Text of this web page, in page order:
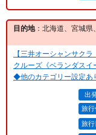
目的地：北海道、宮城県
【三井オーシャンサク
クルーズ《ベランダス
◆他のカテゴリー設定あ
出
旅行
旅行